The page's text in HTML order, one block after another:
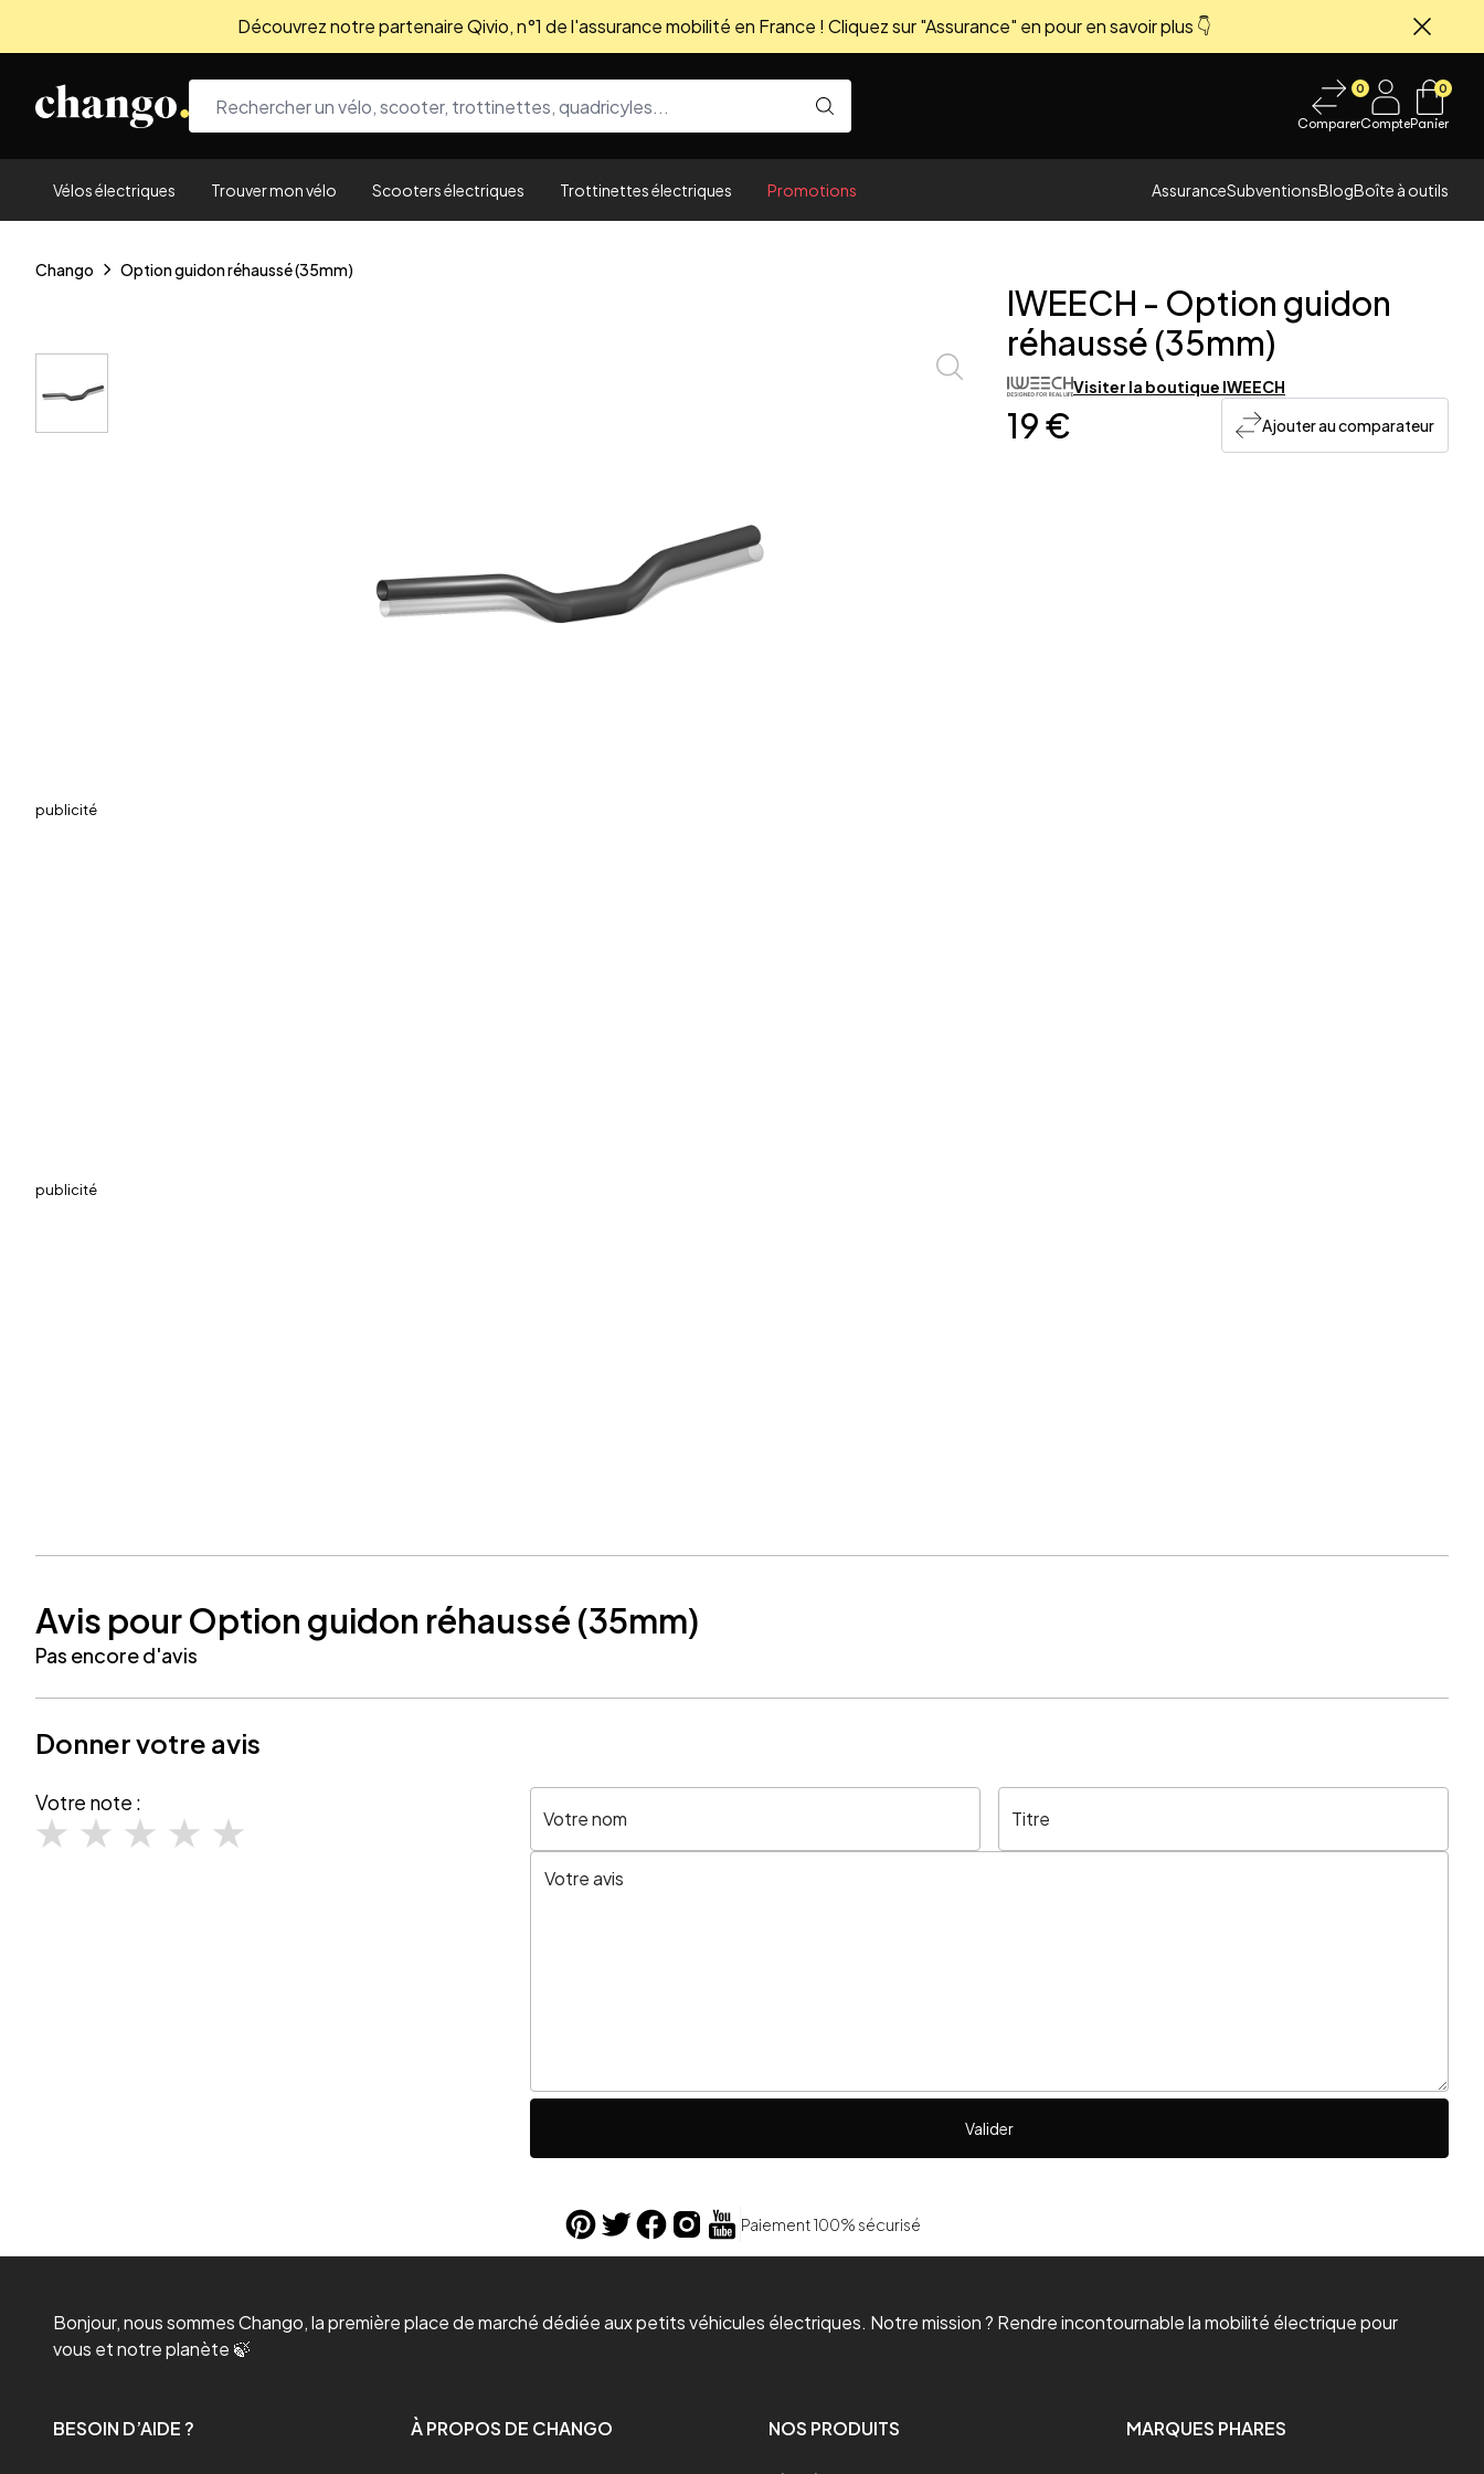
Découvrez notre partenaire Qivio, n°1 de l'assurance mobilité en France ! Cliquez sur "Assurance" en pour en savoir plus 👇
0
ComparerCompte
0
Panier
Vélos électriques Trouver mon vélo Scooters électriques Trottinettes électriques Promotions AssuranceSubventionsBlogBoîte à outils
Chango Option guidon réhaussé (35mm)
Zoom image
IWEECH - Option guidon
réhaussé (35mm)
Visiter la boutique IWEECH
19 € Ajouter au comparateur
publicité
publicité
Avis pour Option guidon réhaussé (35mm)
Pas encore d'avis
Donner votre avis
Votre note :
Votre nom Titre
Valider
Paiement 100% sécurisé
Bonjour, nous sommes Chango, la première place de marché dédiée aux petits véhicules électriques. Notre mission ? Rendre incontournable la mobilité électrique pour
vous et notre planète 🍃
BESOIN D’AIDE ? À PROPOS DE CHANGO NOS PRODUITS MARQUES PHARES